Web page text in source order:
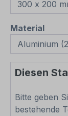
Material
Diesen
Bitte geben
bestehende